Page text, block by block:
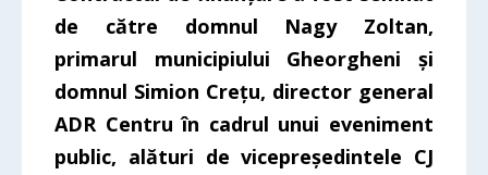
de către domnul Nagy Zoltan,
primarul municipiului Gheorgheni și
domnul Simion Crețu, director general
ADR Centru în cadrul unui eveniment
public, alături de vicepreședintele CJ